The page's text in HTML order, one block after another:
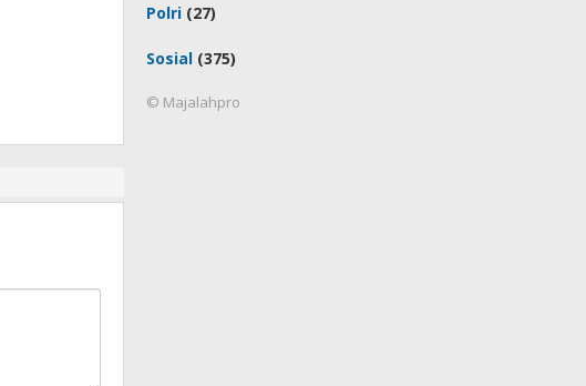
Polri (27)
Sosial (375)
© Majalahpro